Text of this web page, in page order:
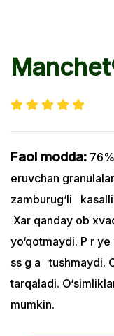
Faol modda:
eruvchan
zamburug‘li
Xar qanday ob
yo‘qotmaydi. P r ye
ss g a tushmaydi.
tarqaladi.
mumkin.